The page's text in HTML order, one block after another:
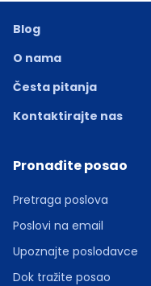
Blog
O nama
Česta pitanja
Kontaktirajte nas
Pronađite posao
Pretraga poslova
Poslovi na email
Upoznajte poslodavce
Dok tražite posao